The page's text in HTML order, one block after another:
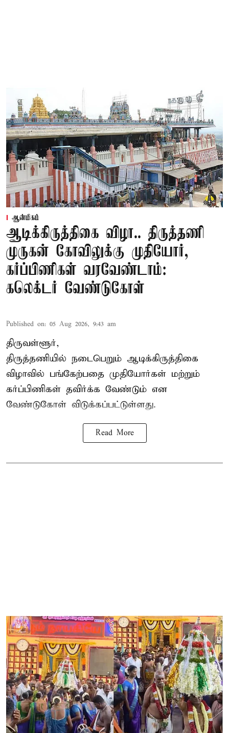
ஆன்மிகம்
ஆடிக்கிருத்திகை விழா.. திருத்தணி
முருகன் கோவிலுக்கு முதியோர்,
கர்ப்பிணிகள் வரவேண்டாம்:
கலெக்டர் வேண்டுகோள்
Published on: 05 Aug 2026, 9:43 am
திருவள்ளூர்,
திருத்தணியில் நடைபெறும் ஆடிக்கிருத்திகை
விழாவில் பங்கேற்பதை முதியோர்கள் மற்றும்
கர்ப்பிணிகள் தவிர்க்க வேண்டும் என
வேண்டுகோள் விடுக்கப்பட்டுள்ளது.
Read More